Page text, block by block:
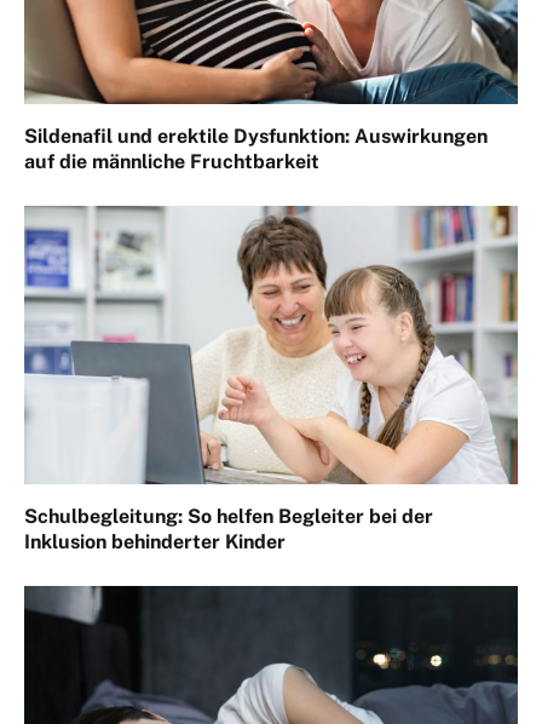
Sildenafil und erektile Dysfunktion: Auswirkungen
auf die männliche Fruchtbarkeit
Schulbegleitung: So helfen Begleiter bei der
Inklusion behinderter Kinder